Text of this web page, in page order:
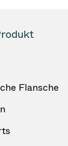
Flansche